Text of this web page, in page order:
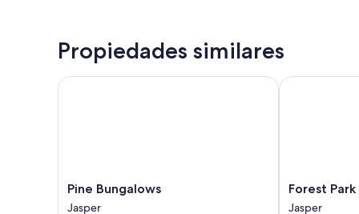
Propiedades similares
Pine
Bungalows
Pine Bungalows
Jasper
Pine Bungalows
Forest
Park
Forest
Jasper
Forest Park